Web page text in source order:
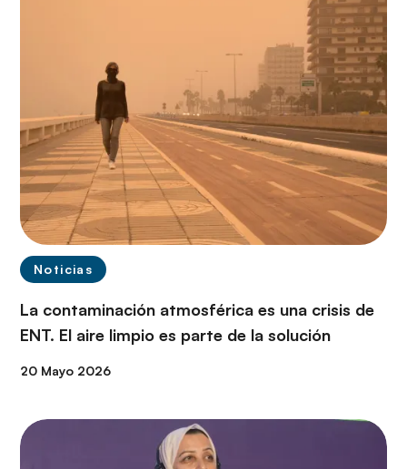
Noticias
La contaminación atmosférica es una crisis de
ENT. El aire limpio es parte de la solución
20 Mayo 2026